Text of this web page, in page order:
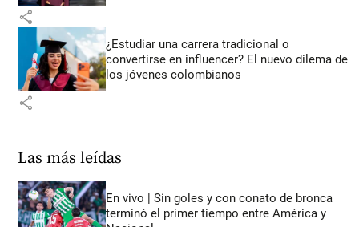
share
¿Estudiar una carrera tradicional o
convertirse en influencer? El nuevo dilema de
los jóvenes colombianos
share
Las más leídas
En vivo | Sin goles y con conato de bronca
terminó el primer tiempo entre América y